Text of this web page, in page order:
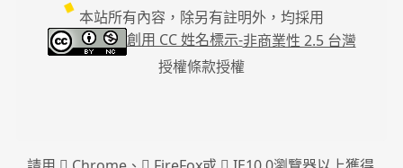
本站所有內容，除另有註明外，均採用
創用 CC 姓名標示-非商業性 2.5 台灣
授權條款授權